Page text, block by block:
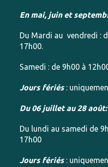
En mai, juin et
Du Mardi au vendredi :
17h00.
Samedi : de 9h00 à
Jours fériés:
Du 06 juillet au 28 août:
Du lundi au samedi de
17h00
Jours fériés: